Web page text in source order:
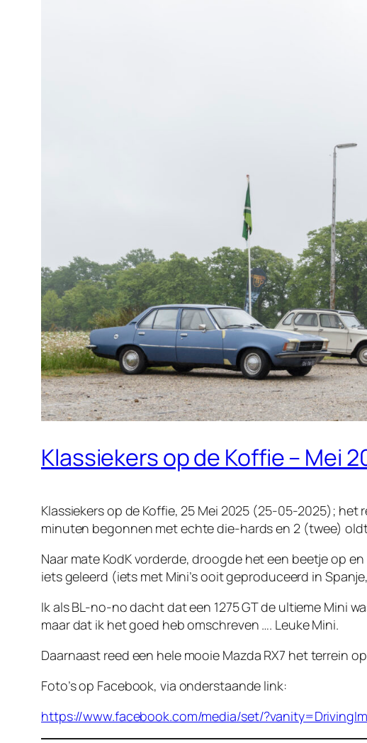
Klassiekers op de Koffie – Mei
Klassiekers op de Koffie, 25 Mei 2025 (25-05-2025);
minuten begonnen met echte die-hards en 2 (twee)
Naar mate KodK vorderde, droogde het een beetje op
iets geleerd (iets met Mini’s ooit geproduceerd in
Ik als BL-no-no dacht dat een 1275 GT de ultieme Mini
maar dat ik het goed heb omschreven …. Leuke Mini.
Daarnaast reed een hele mooie Mazda RX7 het terrein
Foto’s op Facebook, via onderstaande link:
https://www.facebook.com/media/set/